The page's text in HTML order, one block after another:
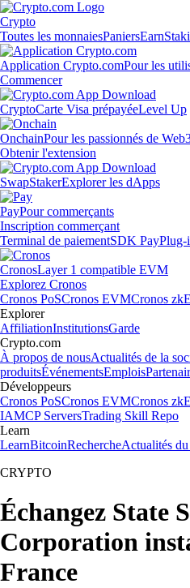
Crypto
Toutes les monnaiesPaniersEarn
Application Crypto.comPour les
Commencer
CryptoCarte Visa prépayéeLevel Up
OnchainPour les passionnés de
Obtenir l'extension
SwapStakerExplorer les dApps
PayPour commerçants
Inscription commerçant
Terminal de paiementSDK PayPlug-
CronosLayer 1 compatible EVM
Explorez Cronos
Cronos PoSCronos EVMCronos
Explorer
AffiliationInstitutionsGarde
Crypto.com
À propos de nousActualités de la
produitsÉvénementsEmplois
Développeurs
Cronos PoSCronos EVMCronos
IAMCP ServersTrading Skill Repo
Learn
LearnBitcoinRechercheActualités
CRYPTO
Échangez State
Corporation
France